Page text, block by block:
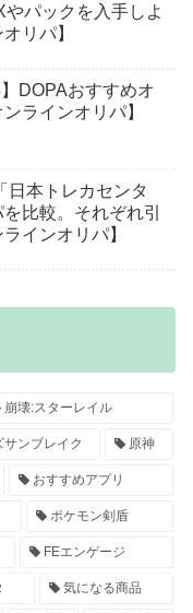
パックを入手しよ
リパ】
DOPAおすすめオ
ラインオリパ】
日本トレカセンタ
比較。それぞれ引
インオリパ】
崩壊:スターレイル
ンブレイク 原神
おすすめアプリ
ポケモン剣盾
FEエンゲージ
気になる商品